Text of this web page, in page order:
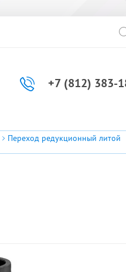
+7 (812) 383-
Переход редукционный литой